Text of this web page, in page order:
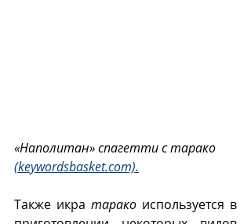
«Наполитан» спагетти с тарако
(keywordsbasket.com).
Также икра тарако используется в